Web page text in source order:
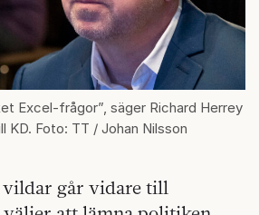
Excel-frågor”, säger Richard Herrey
Foto: TT / Johan Nilsson
går vidare till